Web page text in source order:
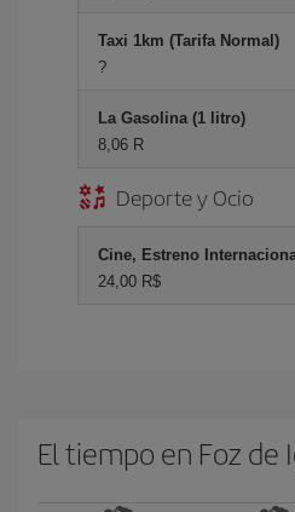
Taxi 1km (Tarifa Normal)
?
La Gasolina (1 litro)
8,06 R
Deporte y Ocio
Cine, Estreno
24,00 R$
El tiempo en Foz de